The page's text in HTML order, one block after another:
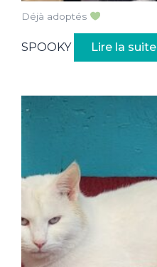
Déjà adoptés
SPOOKY Lire la suite